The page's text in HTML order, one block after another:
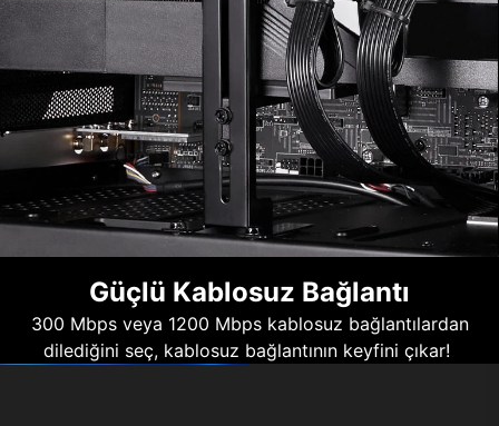
Güçlü Kablosuz Bağlantı
300 Mbps veya 1200 Mbps kablosuz bağlantılardan
dilediğini seç, kablosuz bağlantının keyfini çıkar!